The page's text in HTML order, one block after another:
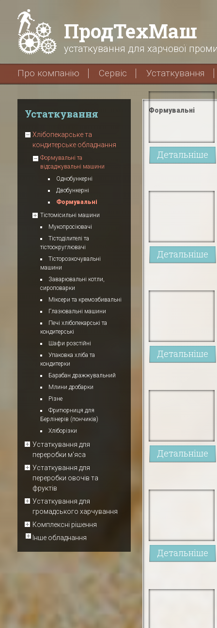
ПродТехМаш
устаткування для харчової
Про компанію Сервіс Устаткування
Устаткування
Хлібопекарське та
кондитерське обладнання
Формувальні та
відсаджувальні машини
Однобункерні
Двобункерні
Формувальні
Тістомісильні машини
Мукопросіювачі
Тістоділителі та
тістоокруглювачі
Тісторозкочувальні
машини
Заварювальні котли,
сироповарки
Міксери та кремозбивальні
Глазювальні машини
Печі хлібопекарські та
кондитерські
Шафи розстійні
Упаковка хліба та
кондитерки
Барабан дражжувальний
Млини дробарки
Різне
Фритюрниця для
Берлінерів (пончиків)
Хліборізки
Устаткування для
переробки м'яса
Устаткування для
переробки овочів та
фруктів
Устаткування для
громадського харчування
Комплексні рішення
Інше обладнання
Формувальні
Детальніше
Детальніше
Детальніше
Детальніше
Детальніше